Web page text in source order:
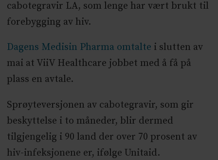
cabotegravir LA, som lenge har vært brukt til
forebygging av hiv.
Dagens Medisin Pharma omtalte i slutten av
mai at ViiV Healthcare jobbet med å få på
plass en avtale.
Sprøyteversjonen av cabotegravir, som gir
beskyttelse i to måneder, blir dermed
tilgjengelig i 90 land der over 70 prosent av
hiv-infeksjonene er, ifølge Unitaid.